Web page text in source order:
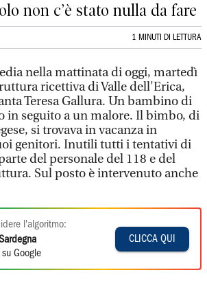
non c’è stato nulla da fare
1 MINUTI DI LETTURA
nella mattinata di oggi, martedì
ricettiva di Valle dell'Erica,
Teresa Gallura. Un bambino di
in seguito a un malore. Il bimbo, di
si trovava in vacanza in
genitori. Inutili tutti i tentativi di
del personale del 118 e del
Sul posto è intervenuto anche
l'algoritmo:
Google
CLICCA QUI